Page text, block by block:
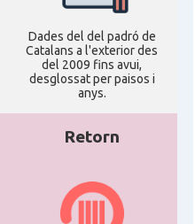
Dades del del padró de
Catalans a l'exterior des
del 2009 fins avui,
desglossat per paisos i
anys.
Retorn